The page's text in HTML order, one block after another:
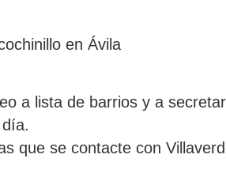
en Ávila
a lista de barrios y a
que se contacte con